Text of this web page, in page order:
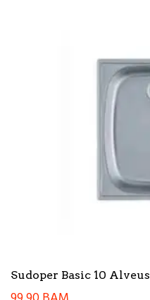
Sudoper Basic 10 Alveus